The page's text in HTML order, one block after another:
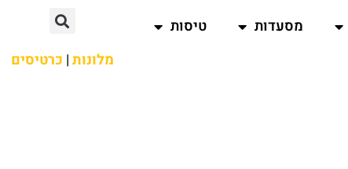
מסעדות
טיסות
מלונות| כרטיסים